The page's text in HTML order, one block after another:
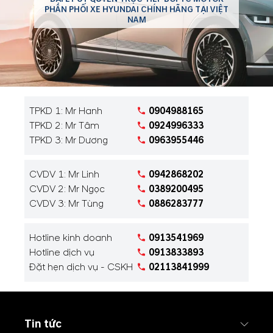
PHÂN PHỐI XE HYUNDAI CHÍNH HÃNG TẠI VIỆT
NAM
TPKD 1: Mr Hanh
TPKD 2: Mr Tâm
TPKD 3: Mr Dương
0904988165
0924996333
0963955446
CVDV 1: Mr Linh
CVDV 2: Mr Ngọc
CVDV 3: Mr Tùng
0942868202
0389200495
0886283777
Hotline kinh doanh
Hotline dịch vụ
Đặt hẹn dịch vụ - CSKH
0913541969
0913833893
02113841999
Tin tức